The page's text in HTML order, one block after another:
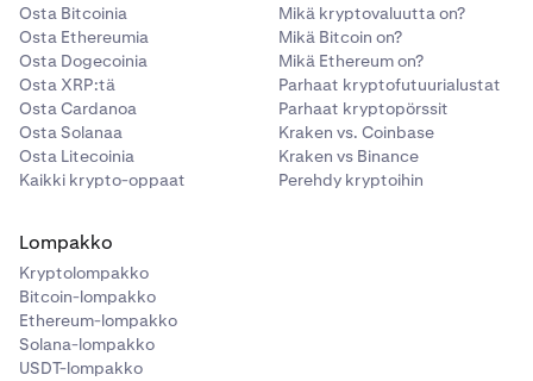
Osta Bitcoinia
Osta Ethereumia
Osta Dogecoinia
Osta XRP:tä
Osta Cardanoa
Osta Solanaa
Osta Litecoinia
Kaikki krypto-oppaat
Mikä kryptovaluutta on?
Mikä Bitcoin on?
Mikä Ethereum on?
Parhaat kryptofutuurialustat
Parhaat kryptopörssit
Kraken vs. Coinbase
Kraken vs Binance
Perehdy kryptoihin
Lompakko
Kryptolompakko
Bitcoin-lompakko
Ethereum-lompakko
Solana-lompakko
USDT-lompakko